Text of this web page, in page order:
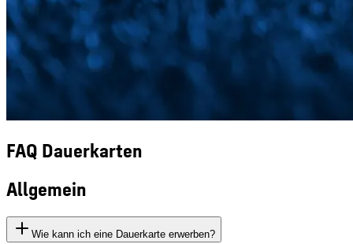
FAQ Dauerkarten
Allgemein
Wie kann ich eine Dauerkarte erwerben?